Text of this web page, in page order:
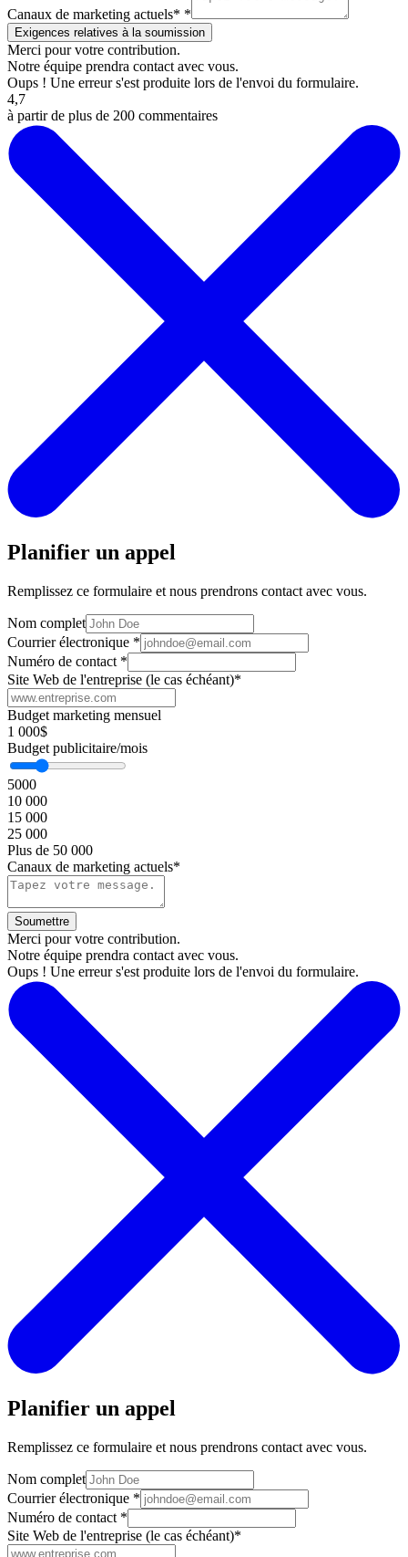
Canaux de marketing actuels* *
Merci pour votre contribution.
Notre équipe prendra contact avec vous.
Oups ! Une erreur s'est produite lors de l'envoi du formulaire.
4,7
à partir de plus de 200 commentaires
Planifier un appel
Remplissez ce formulaire et nous prendrons contact avec vous.
Nom complet
Courrier électronique *
Numéro de contact *
Site Web de l'entreprise (le cas échéant)*
Budget marketing mensuel
1 000$
Budget publicitaire/mois
5000
10 000
15 000
25 000
Plus de 50 000
Canaux de marketing actuels*
Merci pour votre contribution.
Notre équipe prendra contact avec vous.
Oups ! Une erreur s'est produite lors de l'envoi du formulaire.
Planifier un appel
Remplissez ce formulaire et nous prendrons contact avec vous.
Nom complet
Courrier électronique *
Numéro de contact *
Site Web de l'entreprise (le cas échéant)*